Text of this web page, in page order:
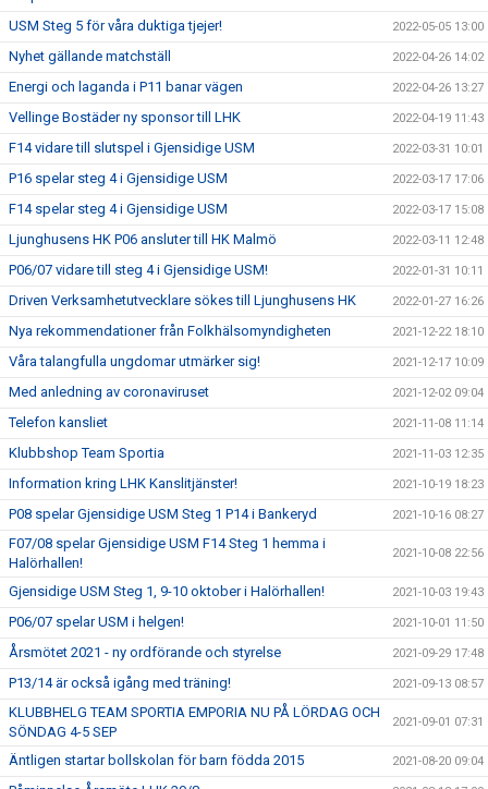
USM Steg 5 för våra duktiga tjejer! 2022-05-05 13:00
Nyhet gällande matchställ 2022-04-26 14:02
Energi och laganda i P11 banar vägen 2022-04-26 13:27
Vellinge Bostäder ny sponsor till LHK 2022-04-19 11:43
F14 vidare till slutspel i Gjensidige USM 2022-03-31 10:01
P16 spelar steg 4 i Gjensidige USM 2022-03-17 17:06
F14 spelar steg 4 i Gjensidige USM 2022-03-17 15:08
Ljunghusens HK P06 ansluter till HK Malmö 2022-03-11 12:48
P06/07 vidare till steg 4 i Gjensidige USM! 2022-01-31 10:11
Driven Verksamhetutvecklare sökes till Ljunghusens HK 2022-01-27 16:26
Nya rekommendationer från Folkhälsomyndigheten 2021-12-22 18:10
Våra talangfulla ungdomar utmärker sig! 2021-12-17 10:09
Med anledning av coronaviruset 2021-12-02 09:04
Telefon kansliet 2021-11-08 11:14
Klubbshop Team Sportia 2021-11-03 12:35
Information kring LHK Kanslitjänster! 2021-10-19 18:23
P08 spelar Gjensidige USM Steg 1 P14 i Bankeryd 2021-10-16 08:27
F07/08 spelar Gjensidige USM F14 Steg 1 hemma i
Halörhallen!
2021-10-08 22:56
Gjensidige USM Steg 1, 9-10 oktober i Halörhallen! 2021-10-03 19:43
P06/07 spelar USM i helgen! 2021-10-01 11:50
Årsmötet 2021 - ny ordförande och styrelse 2021-09-29 17:48
P13/14 är också igång med träning! 2021-09-13 08:57
KLUBBHELG TEAM SPORTIA EMPORIA NU PÅ LÖRDAG OCH
SÖNDAG 4-5 SEP
2021-09-01 07:31
Äntligen startar bollskolan för barn födda 2015 2021-08-20 09:04